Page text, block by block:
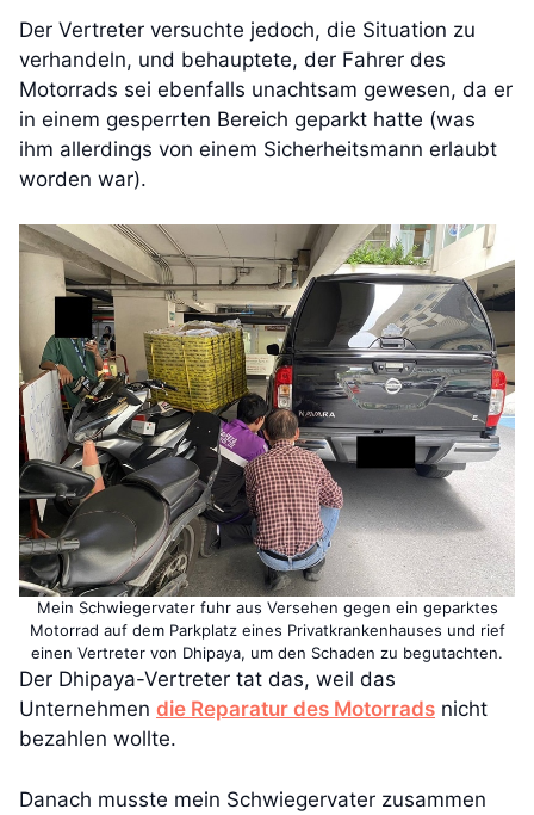
Der Vertreter versuchte jedoch, die Situation zu
verhandeln, und behauptete, der Fahrer des
Motorrads sei ebenfalls unachtsam gewesen, da er
in einem gesperrten Bereich geparkt hatte (was
ihm allerdings von einem Sicherheitsmann erlaubt
worden war).
Mein Schwiegervater fuhr aus Versehen gegen ein geparktes
Motorrad auf dem Parkplatz eines Privatkrankenhauses und rief
einen Vertreter von Dhipaya, um den Schaden zu begutachten.
Der Dhipaya-Vertreter tat das, weil das
Unternehmen die Reparatur des Motorrads nicht
bezahlen wollte.
Danach musste mein Schwiegervater zusammen